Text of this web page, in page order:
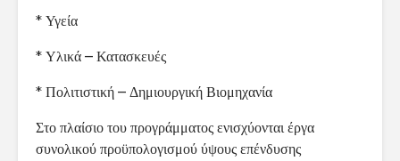
* Υγεία
* Υλικά – Κατασκευές
* Πολιτιστική – Δημιουργική Βιομηχανία
Στο πλαίσιο του προγράμματος ενισχύονται έργα
συνολικού προϋπολογισμού ύψους επένδυσης